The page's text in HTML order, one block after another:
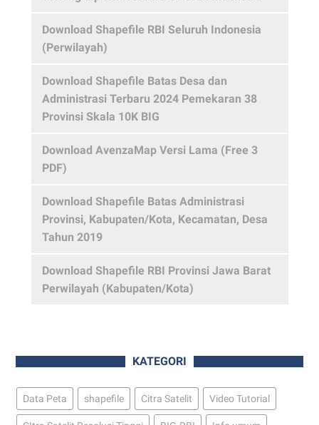
Download Shapefile RBI Seluruh Indonesia
(Perwilayah)
Download Shapefile Batas Desa dan
Administrasi Terbaru 2024 Pemekaran 38
Provinsi Skala 10K BIG
Download AvenzaMap Versi Lama (Free 3
PDF)
Download Shapefile Batas Administrasi
Provinsi, Kabupaten/Kota, Kecamatan, Desa
Tahun 2019
Download Shapefile RBI Provinsi Jawa Barat
Perwilayah (Kabupaten/Kota)
KATEGORI
Data Peta shapefile Citra Satelit Video Tutorial